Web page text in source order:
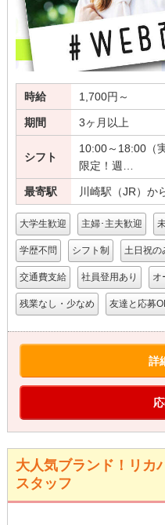
時給 1,700円～
期間 3ヶ月以上
シフト
10:00～18:00（
限定！週…
最寄駅 川崎駅（JR）か
大学生歓迎 主婦･主夫歓迎
学歴不問 シフト制 土日祝の
交通費支給 社員登用あり オ
残業なし・少なめ 友達と応募
詳
大人気ブランド！リカ
スタッフ